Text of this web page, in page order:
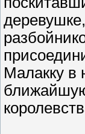
Малакку в
ближайшую